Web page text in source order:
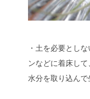
・土を必要とし
ンなどに着床し
水分を取り込んで